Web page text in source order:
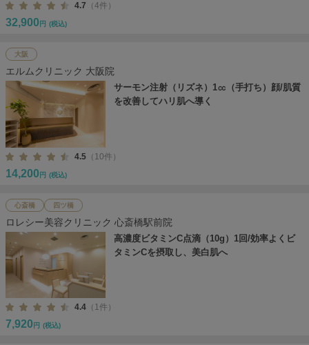
4.7 （4件）
32,900 円 (税込)
大阪
エルムクリニック 大阪院
サーモン注射（リズネ）1㏄（手打ち）顔/肌質
を改善してハリ肌へ導く
4.5 （10件）
14,200 円 (税込)
心斎橋 四ツ橋
ロレシー美容クリニック 心斎橋駅前院
高濃度ビタミンC点滴（10g）1回/効率よくビ
タミンCを摂取し、美白肌へ
4.4 （1件）
7,920 円 (税込)